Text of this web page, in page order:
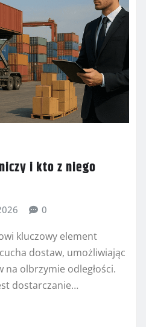
i kto z niego
0
kluczowy element
dostaw, umożliwiając
olbrzymie odległości.
dostarczanie…